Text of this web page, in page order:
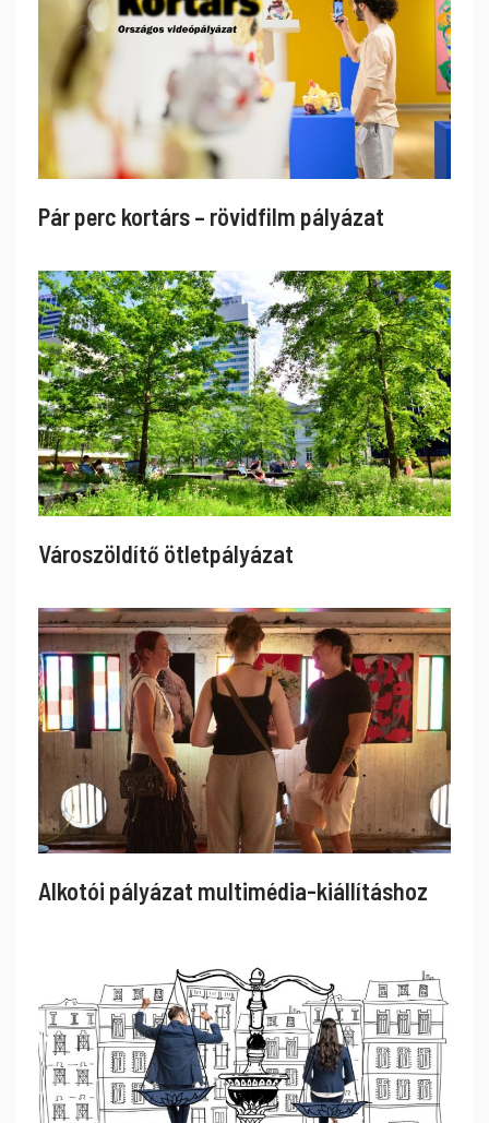
Pár perc kortárs – rövidfilm pályázat
Városzöldítő ötletpályázat
Alkotói pályázat multimédia-kiállításhoz